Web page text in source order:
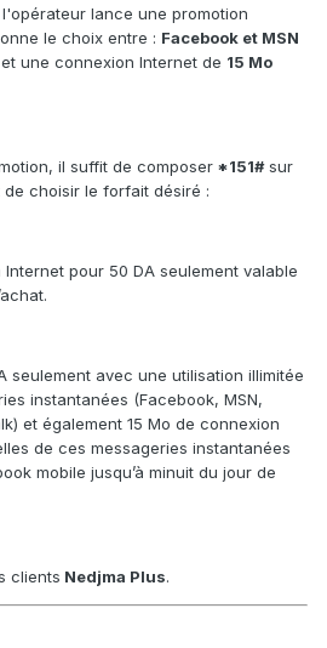
lance une promotion
le choix entre : Facebook et MSN
une connexion Internet de 15 Mo
il suffit de composer *151#sur
choisir le forfait désiré :
pour 50 DA seulement valable
seulement avec une utilisation illimitée
instantanées (Facebook, MSN,
et également 15 Mo de connexion
de ces messageries instantanées
mobile jusqu’à minuit du jour de
clients Nedjma Plus.